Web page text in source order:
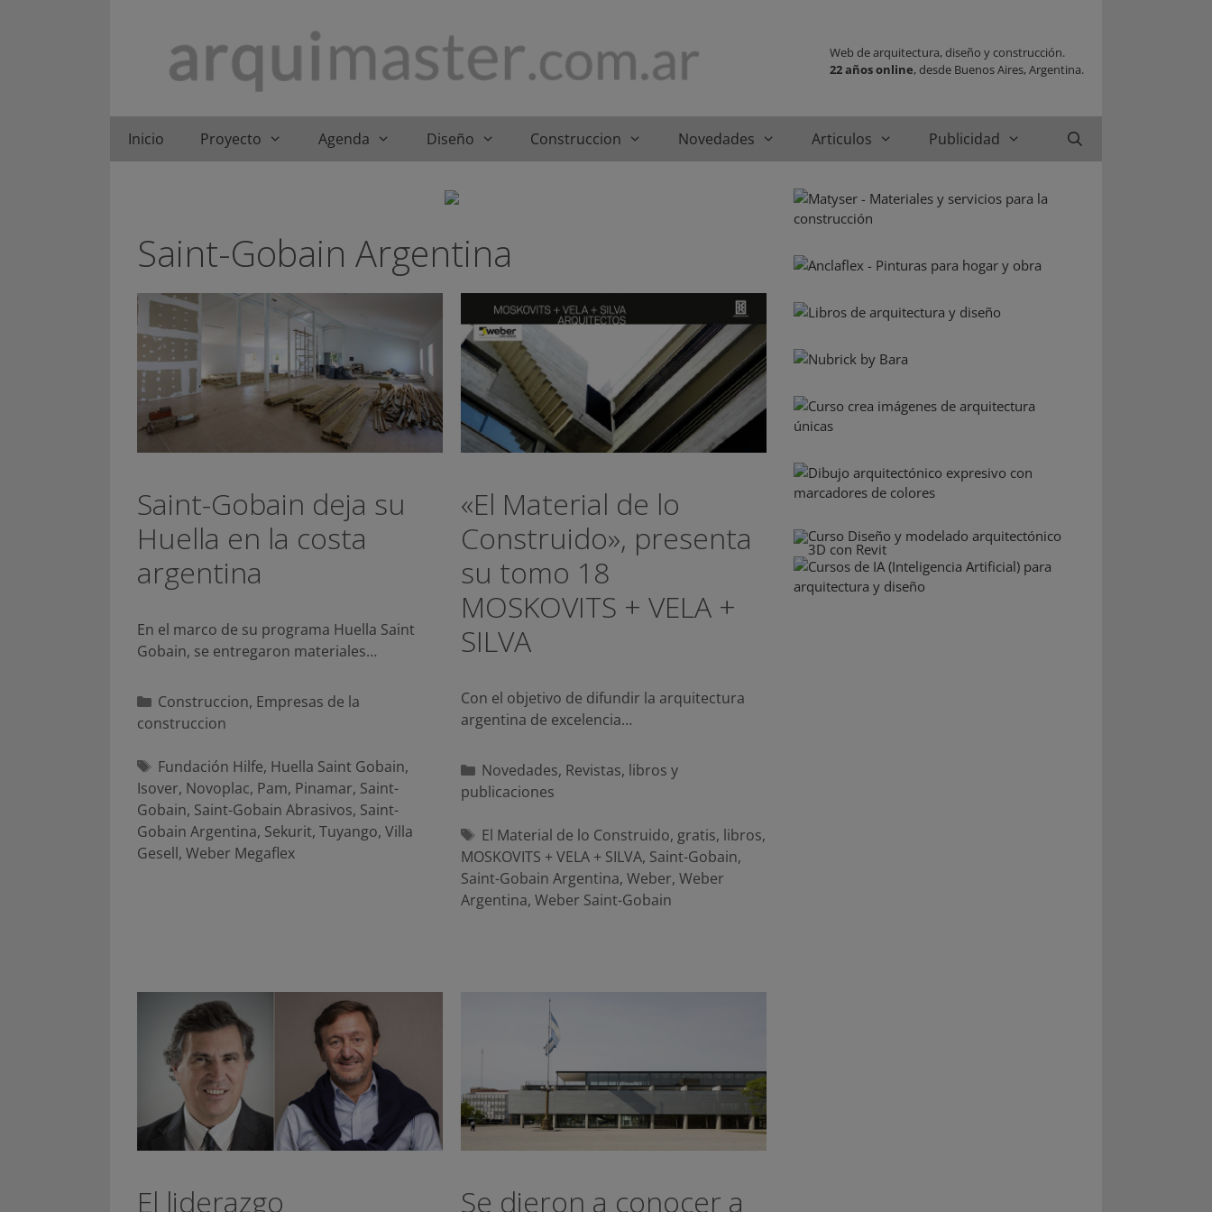
Web de arquitectura, diseño y construcción.
22 años online, desde Buenos Aires, Argentina.
Inicio Proyecto Agenda Diseño Construccion Novedades Articulos Publicidad
Saint-Gobain Argentina
Saint-Gobain deja su
Huella en la costa
argentina
En el marco de su programa Huella Saint
Gobain, se entregaron materiales…
Categorías
Construccion, Empresas de la
construccion
Etiquetas
Fundación Hilfe, Huella Saint Gobain,
Isover, Novoplac, Pam, Pinamar, Saint-
Gobain, Saint-Gobain Abrasivos, Saint-
Gobain Argentina, Sekurit, Tuyango, Villa
Gesell, Weber Megaflex
«El Material de lo
Construido», presenta
su tomo 18
MOSKOVITS + VELA +
SILVA
Con el objetivo de difundir la arquitectura
argentina de excelencia…
Categorías
Novedades, Revistas, libros y
publicaciones
Etiquetas
El Material de lo Construido, gratis, libros,
MOSKOVITS + VELA + SILVA, Saint-Gobain,
Saint-Gobain Argentina, Weber, Weber
Argentina, Weber Saint-Gobain
El liderazgo
Se dieron a conocer a